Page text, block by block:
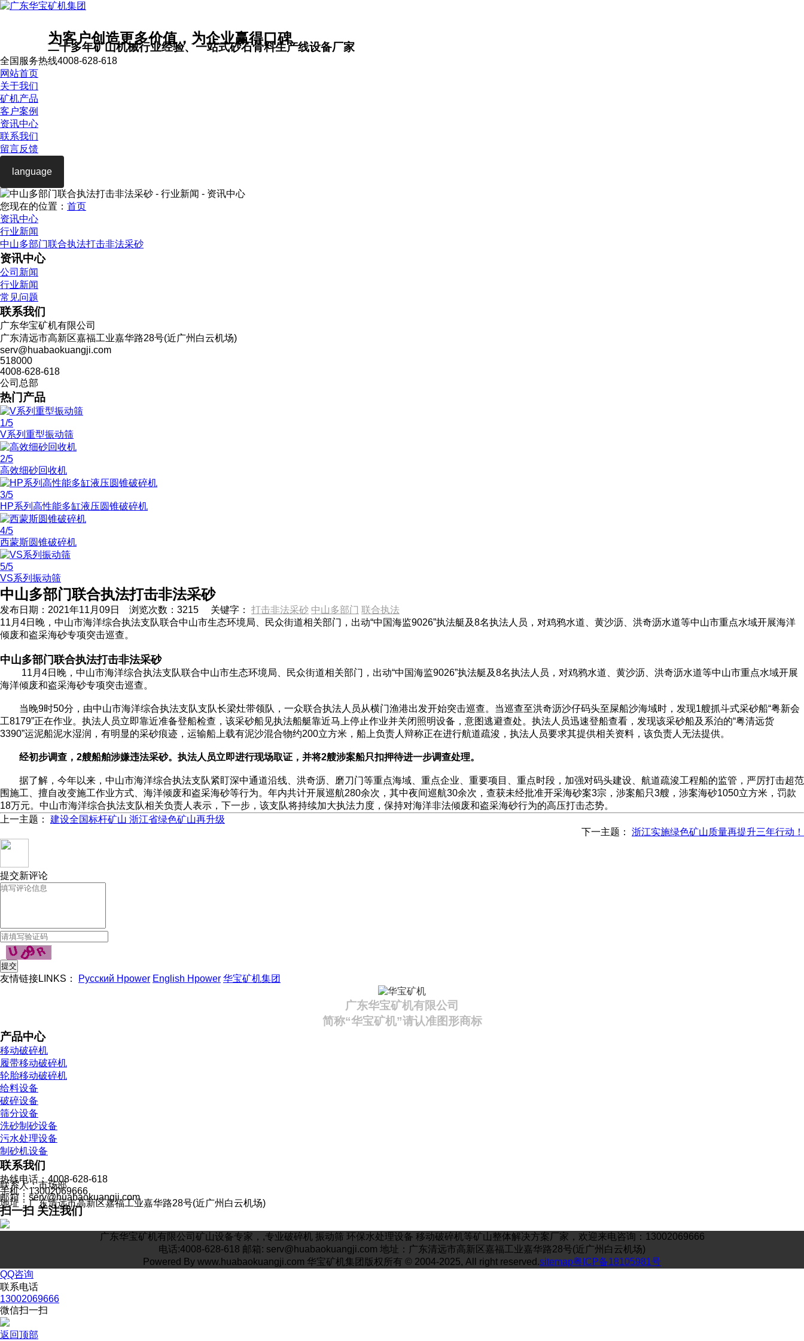
为客户创造更多价值，为企业赢得口碑
二十多年矿山机械行业经验、一站式砂石骨料生产线设备厂家
全国服务热线4008-628-618
网站首页
关于我们
矿机产品
客户案例
资讯中心
联系我们
留言反馈
language
您现在的位置： 首页
资讯中心
行业新闻
中山多部门联合执法打击非法采砂
资讯中心
公司新闻
行业新闻
常见问题
联系我们
广东华宝矿机有限公司
广东清远市高新区嘉福工业嘉华路28号(近广州白云机场)
serv@huabaokuangji.com
518000
4008-628-618
公司总部
热门产品
1/5
V系列重型振动筛
2/5
高效细砂回收机
3/5
HP系列高性能多缸液压圆锥破碎机
4/5
西蒙斯圆锥破碎机
5/5
VS系列振动筛
中山多部门联合执法打击非法采砂
发布日期： 2021年11月09日 浏览次数： 3215 关键字： 打击非法采砂 中山多部门 联合执法
11月4日晚，中山市海洋综合执法支队联合中山市生态环境局、民众街道相关部门，出动“中国海监9026”执法艇及8名执法人员，对鸡鸦水道、黄沙沥、洪奇沥水道等中山市重点水域开展海洋
倾废和盗采海砂专项突击巡查。
中山多部门联合执法打击非法采砂
11月4日晚，中山市海洋综合执法支队联合中山市生态环境局、民众街道相关部门，出动“中国海监9026”执法艇及8名执法人员，对鸡鸦水道、黄沙沥、洪奇沥水道等中山市重点水域开展
海洋倾废和盗采海砂专项突击巡查。
当晚9时50分，由中山市海洋综合执法支队支队长梁灶带领队，一众联合执法人员从横门渔港出发开始突击巡查。当巡查至洪奇沥沙仔码头至屎船沙海域时，发现1艘抓斗式采砂船“粤新会
工8179”正在作业。执法人员立即靠近准备登船检查，该采砂船见执法船艇靠近马上停止作业并关闭照明设备，意图逃避查处。执法人员迅速登船查看，发现该采砂船及系泊的“粤清远货
3390”运泥船泥水湿润，有明显的采砂痕迹，运输船上载有泥沙混合物约200立方米，船上负责人辩称正在进行航道疏浚，执法人员要求其提供相关资料，该负责人无法提供。
经初步调查，2艘船舶涉嫌违法采砂。执法人员立即进行现场取证，并将2艘涉案船只扣押待进一步调查处理。
据了解，今年以来，中山市海洋综合执法支队紧盯深中通道沿线、洪奇沥、磨刀门等重点海域、重点企业、重要项目、重点时段，加强对码头建设、航道疏浚工程船的监管，严厉打击超范
围施工、擅自改变施工作业方式、海洋倾废和盗采海砂等行为。年内共计开展巡航280余次，其中夜间巡航30余次，查获未经批准开采海砂案3宗，涉案船只3艘，涉案海砂1050立方米，罚款
18万元。中山市海洋综合执法支队相关负责人表示，下一步，该支队将持续加大执法力度，保持对海洋非法倾废和盗采海砂行为的高压打击态势。
上一主题： 建设全国标杆矿山 浙江省绿色矿山再升级
下一主题： 浙江实施绿色矿山质量再提升三年行动！
提交新评论
友情链接LINKS： Русский Hpower English Hpower 华宝矿机集团
广东华宝矿机有限公司
简称“华宝矿机”请认准图形商标
产品中心
移动破碎机
履带移动破碎机
轮胎移动破碎机
给料设备
破碎设备
筛分设备
洗砂制砂设备
污水处理设备
制砂机设备
联系我们
热线电话：4008-628-618
联系人：市场部
手机：13002069666
邮箱：serv@huabaokuangji.com
地址：广东清远市高新区嘉福工业嘉华路28号(近广州白云机场)
扫一扫 关注我们
广东华宝矿机有限公司矿山设备专家，,专业破碎机 振动筛 环保水处理设备 移动破碎机等矿山整体解决方案厂家，欢迎来电咨询：13002069666
电话:4008-628-618 邮箱: serv@huabaokuangji.com 地址：广东清远市高新区嘉福工业嘉华路28号(近广州白云机场)
Powered By www.huabaokuangji.com 华宝矿机集团版权所有 © 2004-2025, All right reserved.sitemap粤ICP备18105981号
QQ咨询
联系电话
13002069666
微信扫一扫
返回顶部